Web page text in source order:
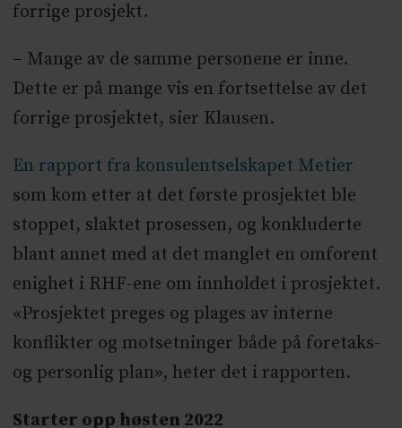
forrige prosjekt.
– Mange av de samme personene er inne.
Dette er på mange vis en fortsettelse av det
forrige prosjektet, sier Klausen.
En rapport fra konsulentselskapet Metier
som kom etter at det første prosjektet ble
stoppet, slaktet prosessen, og konkluderte
blant annet med at det manglet en omforent
enighet i RHF-ene om innholdet i prosjektet.
«Prosjektet preges og plages av interne
konflikter og motsetninger både på foretaks-
og personlig plan», heter det i rapporten.
Starter opp høsten 2022